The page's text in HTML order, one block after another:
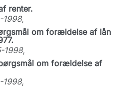
renter.
1998,
om forældelse af lån
1998,
om forældelse af
1998,